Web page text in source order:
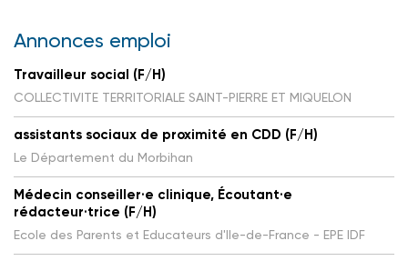
Annonces emploi
Travailleur social (F/H)
COLLECTIVITE TERRITORIALE SAINT-PIERRE ET MIQUELON
assistants sociaux de proximité en CDD (F/H)
Le Département du Morbihan
Médecin conseiller·e clinique, Écoutant·e
rédacteur·trice (F/H)
Ecole des Parents et Educateurs d'Ile-de-France - EPE IDF